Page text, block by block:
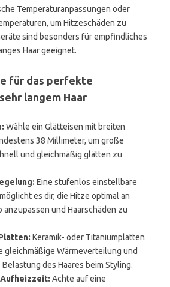
Temperaturanpassungen oder
um Hitzeschäden zu
sind besonders für empfindliches
Haar geeignet.
für das perfekte
langem Haar
Wähle ein Glätteisen mit breiten
38 Millimeter, um große
und gleichmäßig glätten zu
Eine stufenlos einstellbare
es dir, die Hitze optimal an
anzupassen und Haarschäden zu
Keramik- oder Titaniumplatten
gleichmäßige Wärmeverteilung und
des Haares beim Styling.
Achte auf eine